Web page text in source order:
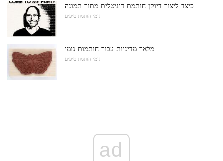
כיצד ליצור דיוקן חותמת דיגיטלית מתוך תמונה
גומי חותמת טיפים
מלאך מדיניות עבור חותמות גומי
גומי חותמת טיפים
ad